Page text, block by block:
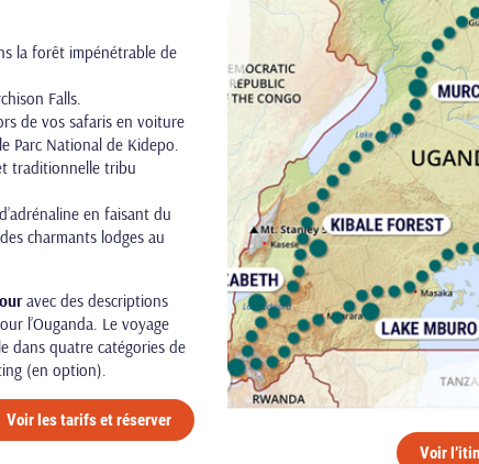
la forêt impénétrable de
Falls.
de vos safaris en voiture
Parc National de Kidepo.
traditionnelle tribu
en faisant du
charmants lodges au
avec des descriptions
l’Ouganda. Le voyage
dans quatre catégories de
(en option).
Voir les tarifs et réserver
Voir